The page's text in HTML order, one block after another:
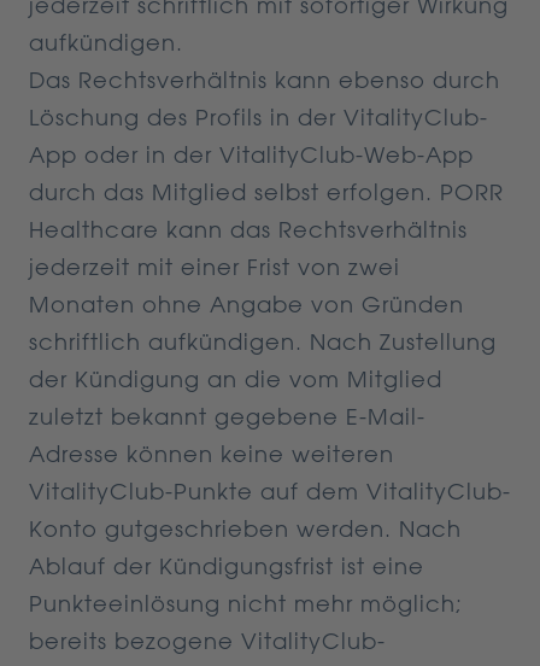
aufkündigen.
Das Rechtsverhältnis kann ebenso durch
Löschung des Profils in der VitalityClub-
App oder in der VitalityClub-Web-App
durch das Mitglied selbst erfolgen. PORR
Healthcare kann das Rechtsverhältnis
jederzeit mit einer Frist von zwei
Monaten ohne Angabe von Gründen
schriftlich aufkündigen. Nach Zustellung
der Kündigung an die vom Mitglied
zuletzt bekannt gegebene E-Mail-
Adresse können keine weiteren
VitalityClub-Punkte auf dem VitalityClub-
Konto gutgeschrieben werden. Nach
Ablauf der Kündigungsfrist ist eine
Punkteeinlösung nicht mehr möglich;
bereits bezogene VitalityClub-